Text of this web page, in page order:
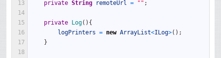
13
14
15
16
17
18
private String remoteUrl = "" ;
private Log( ) {
logPrinters
= new ArrayList<ILog>( ) ;
}